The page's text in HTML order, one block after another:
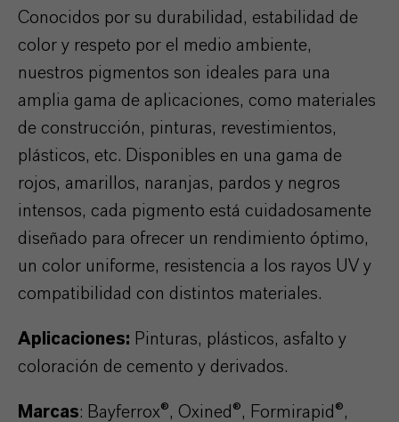
Conocidos por su durabilidad, estabilidad de
color y respeto por el medio ambiente,
nuestros pigmentos son ideales para una
amplia gama de aplicaciones, como materiales
de construcción, pinturas, revestimientos,
plásticos, etc. Disponibles en una gama de
rojos, amarillos, naranjas, pardos y negros
intensos, cada pigmento está cuidadosamente
diseñado para ofrecer un rendimiento óptimo,
un color uniforme, resistencia a los rayos UV y
compatibilidad con distintos materiales.
Aplicaciones: Pinturas, plásticos, asfalto y
coloración de cemento y derivados.
Marcas: Bayferrox®, Oxined ®, Formirapid ®,